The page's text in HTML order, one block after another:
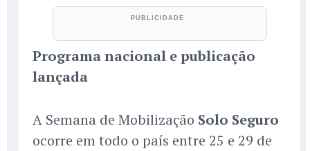
Programa nacional e publicação
lançada
A Semana de Mobilização Solo Seguro
ocorre em todo o país entre 25 e 29 de